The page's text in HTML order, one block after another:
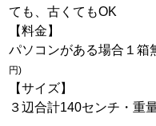
ても、古くてもOK
【料金】
パソコンがある場合１
円)
【サイズ】
３辺合計140センチ・重